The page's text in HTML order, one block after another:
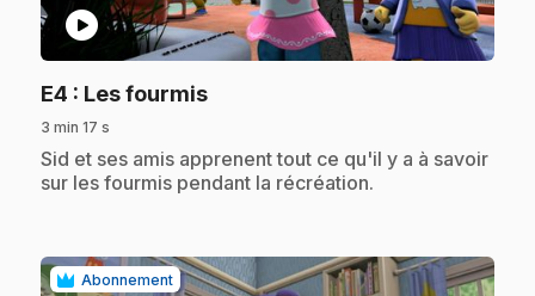
play_circle
E4 : Les fourmis.
3 min 17 s
.Sid et ses amis apprenent tout ce qu'il y a à savoir
sur les fourmis pendant la récréation.
Abonnement